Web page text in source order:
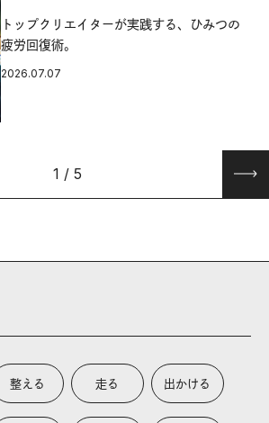
トップクリエイターが実践する、ひみつの
疲労回復術。
2026.07.07
1 / 5
整える 走る 出かける